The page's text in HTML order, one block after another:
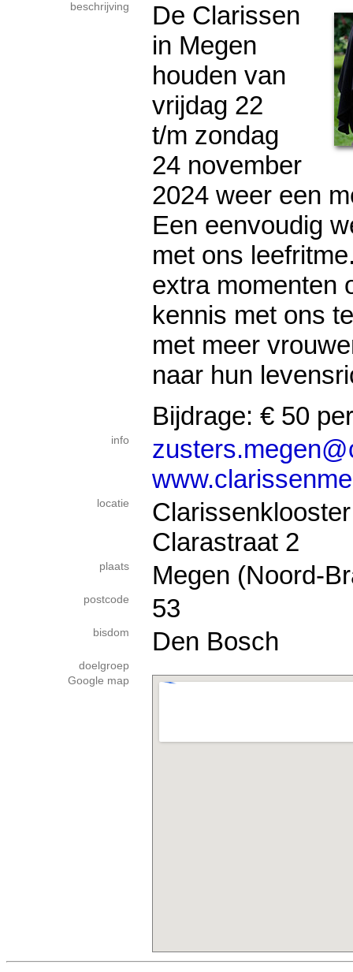
beschrijving
De Clarissen
in Megen
houden van
vrijdag 22
t/m zondag
24 november
2024 weer een
Een eenvoudig
met ons
extra momenten
kennis met ons
met meer
naar hun
Bijdrage: € 50
info
locatie
Clarastraat 2
plaats Megen (Noord-
postcode 53
bisdom Den Bosch
doelgroep
Google map